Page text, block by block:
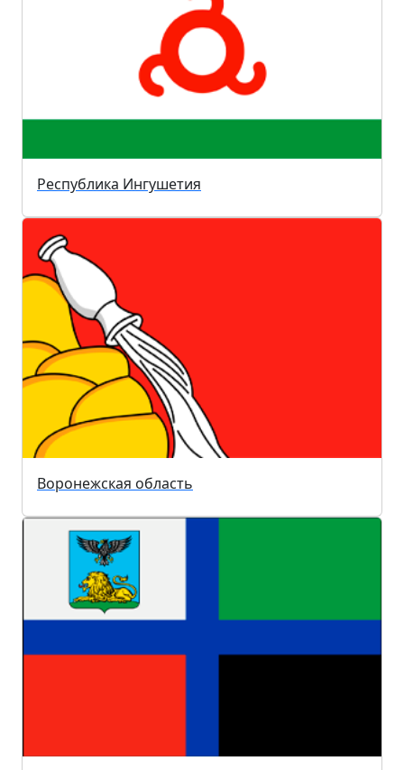
Республика Ингушетия
Воронежская область